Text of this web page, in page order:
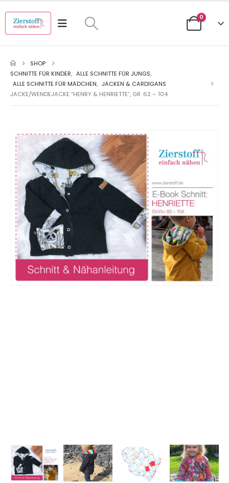
0
SHOP
SCHNITTE FÜR KINDER, ALLE SCHNITTE FÜR JUNGS,
ALLE SCHNITTE FÜR MÄDCHEN, JACKEN & CARDIGANS
JACKE/WENDEJACKE “HENRY & HENRIETTE”, GR. 62 – 104